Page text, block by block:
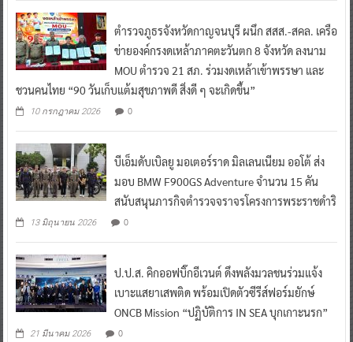
ตำรวจภูธรจังหวัดกาญจนบุรี ผนึก สสส.-สคล. เครือ
ข่ายองค์กรงดเหล้าภาคตะวันตก 8 จังหวัด ลงนาม
MOU ตำรวจ 21 สภ. ร่วมงดเหล้าเข้าพรรษา และ
ชวนคนไทย “90 วันเก็บแต้มสุขภาพดี สิ่งดี ๆ จะเกิดขึ้น”
10 กรกฎาคม 2026 0
บีเอ็มดับเบิลยู มอเตอร์ราด มิลเลนเนียม ออโต้ ส่ง
มอบ BMW F900GS Adventure จำนวน 15 คัน
สนับสนุนภารกิจตำรวจจราจรโครงการพระราชดำริ
13 มิถุนายน 2026 0
ป.ป.ส. คิกออฟบิ๊กอีเวนต์ ดึงพลังมวลชนร่วมแจ้ง
เบาะแสยาเสพติด พร้อมเปิดตัวซีรีส์ฟอร์มยักษ์
ONCB Mission “ปฏิบัติการ IN SEA บุกเกาะนรก”
21 มีนาคม 2026 0